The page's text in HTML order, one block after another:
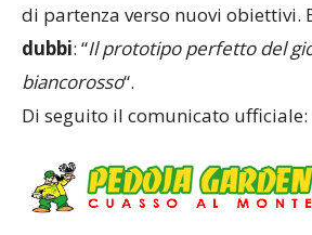
di partenza verso nuovi obiettivi.
dubbi: “Il prototipo perfetto del
biancorosso“.
Di seguito il comunicato ufficiale: